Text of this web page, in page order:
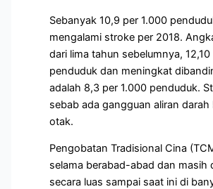
Sebanyak 10,9 per 1.000
mengalami stroke per 2018.
dari lima tahun sebelumnya,
penduduk dan meningkat
adalah 8,3 per 1.000 penduduk.
sebab ada gangguan aliran
otak.
Pengobatan Tradisional Cina
selama berabad-abad dan masih
secara luas sampai saat ini di